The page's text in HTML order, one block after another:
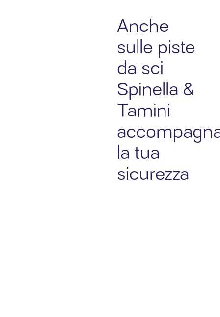
Anche
sulle piste
da sci
Spinella &
Tamini
la tua
sicurezza